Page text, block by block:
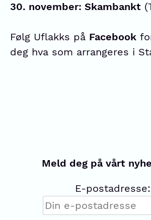
30. november: Skambankt
Følg Uflakks på Facebook
deg hva som arrangeres i
Meld deg på vårt
E-postadresse: